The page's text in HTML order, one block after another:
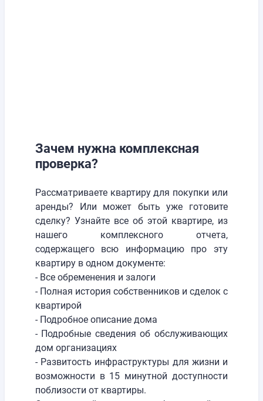
Зачем нужна комплексная
проверка?
Рассматриваете квартиру для покупки или
аренды? Или может быть уже готовите
сделку? Узнайте все об этой квартире, из
нашего комплексного отчета,
содержащего всю информацию про эту
квартиру в одном документе:
- Все обременения и залоги
- Полная история собственников и сделок с
квартирой
- Подробное описание дома
- Подробные сведения об обслуживающих
дом организациях
- Развитость инфраструктуры для жизни и
возможности в 15 минутной доступности
поблизости от квартиры.